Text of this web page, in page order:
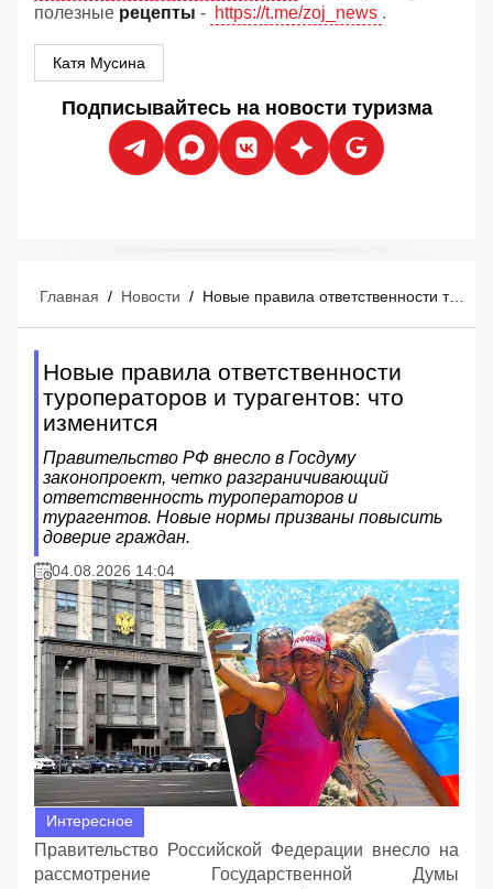
полезные рецепты - https://t.me/zoj_news .
Катя Мусина
Подписывайтесь на новости туризма
Главная / Новости / Новые правила ответственности туроператоров и турагентов: что изменится
Новые правила ответственности
туроператоров и турагентов: что
изменится
Правительство РФ внесло в Госдуму
законопроект, четко разграничивающий
ответственность туроператоров и
турагентов. Новые нормы призваны повысить
доверие граждан.
04.08.2026 14:04
Интересное
Правительство Российской Федерации внесло на
рассмотрение Государственной Думы